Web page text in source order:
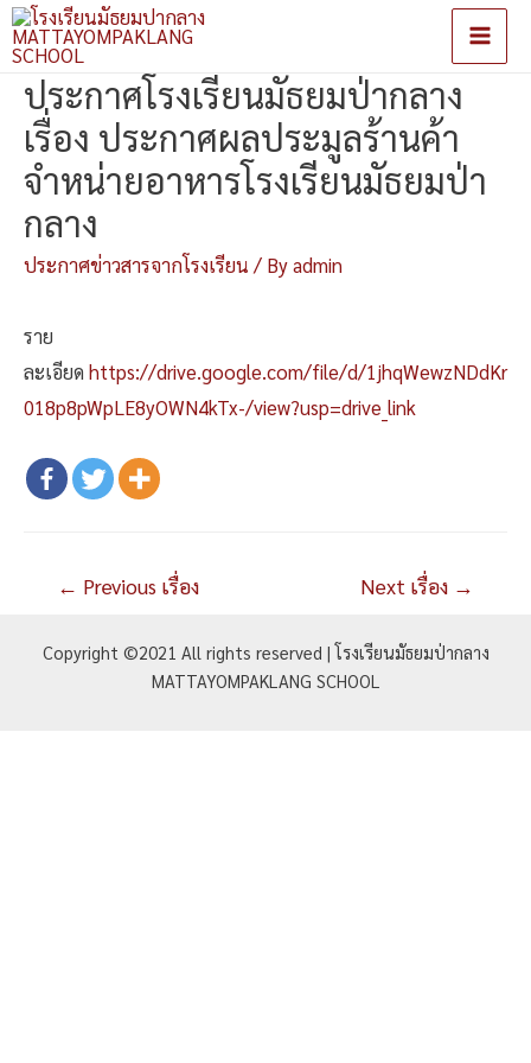
Main
ประกาศโรงเรียนมัธยมป่ากลาง
เรื่อง ประกาศผลประมูลร้านค้า
จำหน่ายอาหารโรงเรียนมัธยมป่า
กลาง
ประกาศข่าวสารจากโรงเรียน / Byadmin
ราย
ละเอียด https://drive.google.com/file/d/1jhqWewzNDdKr
018p8pWpLE8yOWN4kTx-/view?usp=drive_link
แนะแนว
← Previous เรื่อง Next เรื่อง →
Copyright ©2021 All rights reserved | โรงเรียนมัธยมป่ากลาง
MATTAYOMPAKLANG SCHOOL